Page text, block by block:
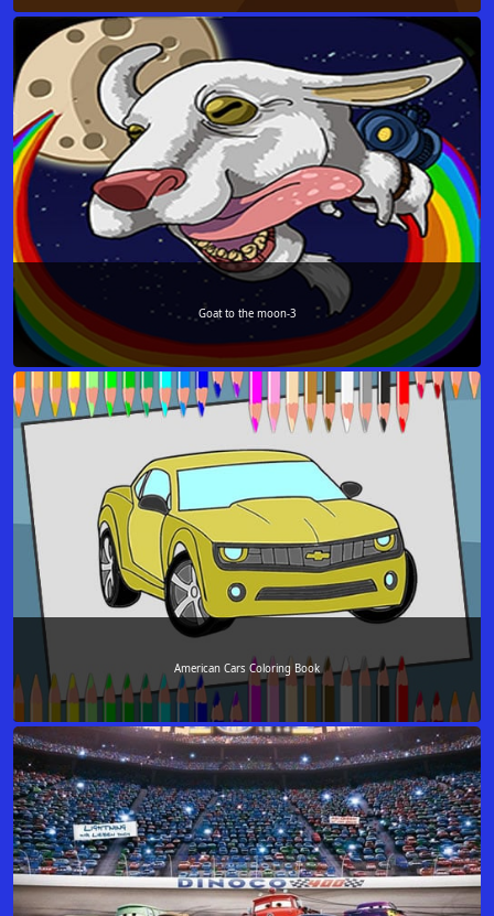
Goat to the moon-3
American Cars Coloring Book